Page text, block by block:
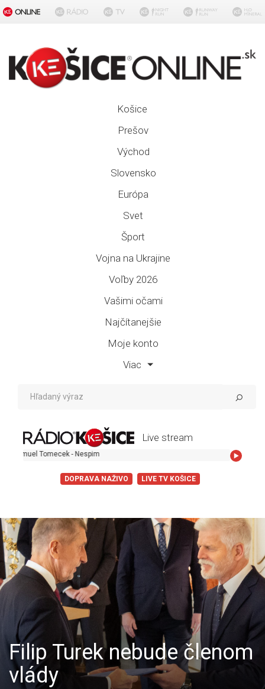
Košice
Prešov
Východ
Slovensko
Európa
Svet
Šport
Vojna na Ukrajine
Voľby 2026
Vašimi očami
Najčítanejšie
Moje konto
Viac
Live stream
- Nespim
DOPRAVA NAŽIVO LIVE TV KOŠICE
Filip Turek nebude členom
vlády